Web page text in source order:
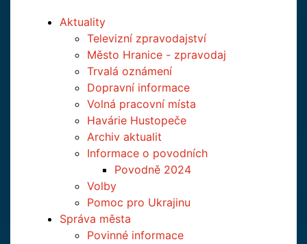
Aktuality
Televizní zpravodajství
Město Hranice - zpravodaj
Trvalá oznámení
Dopravní informace
Volná pracovní místa
Havárie Hustopeče
Archiv aktualit
Informace o povodních
Povodně 2024
Volby
Pomoc pro Ukrajinu
Správa města
Povinné informace